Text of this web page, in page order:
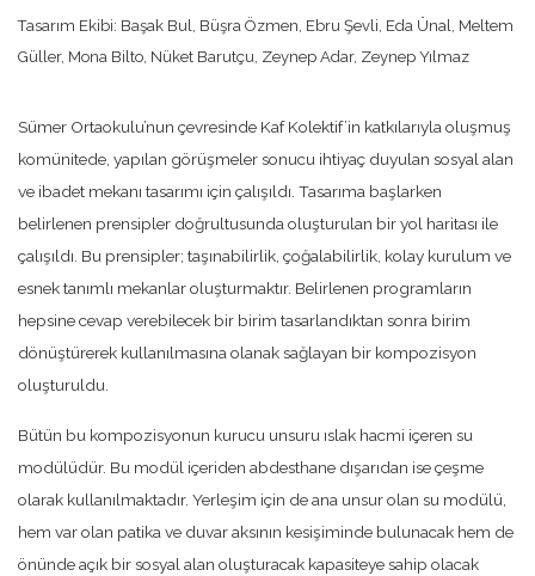
Tasarım Ekibi: Başak Bul, Büşra Özmen, Ebru Şevli, Eda Ünal, Meltem
Güller, Mona Bilto, Nüket Barutçu, Zeynep Adar, Zeynep Yılmaz
Sümer Ortaokulu’nun çevresinde Kaf Kolektif’in katkılarıyla oluşmuş
komünitede, yapılan görüşmeler sonucu ihtiyaç duyulan sosyal alan
ve ibadet mekanı tasarımı için çalışıldı. Tasarıma başlarken
belirlenen prensipler doğrultusunda oluşturulan bir yol haritası ile
çalışıldı. Bu prensipler; taşınabilirlik, çoğalabilirlik, kolay kurulum ve
esnek tanımlı mekanlar oluşturmaktır. Belirlenen programların
hepsine cevap verebilecek bir birim tasarlandıktan sonra birim
dönüştürerek kullanılmasına olanak sağlayan bir kompozisyon
oluşturuldu.
Bütün bu kompozisyonun kurucu unsuru ıslak hacmi içeren su
modülüdür. Bu modül içeriden abdesthane dışarıdan ise çeşme
olarak kullanılmaktadır. Yerleşim için de ana unsur olan su modülü,
hem var olan patika ve duvar aksının kesişiminde bulunacak hem de
önünde açık bir sosyal alan oluşturacak kapasiteye sahip olacak